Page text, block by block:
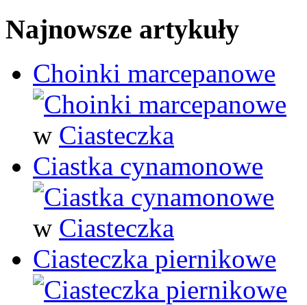
Najnowsze artykuły
Choinki marcepanowe
w Ciasteczka
Ciastka cynamonowe
w Ciasteczka
Ciasteczka piernikowe